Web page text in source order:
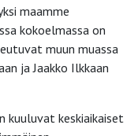
maamme
kokoelmassa on
muun muassa
ja Jaakko Ilkkaan
kuuluvat keskiaikaiset